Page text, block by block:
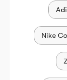
Nike